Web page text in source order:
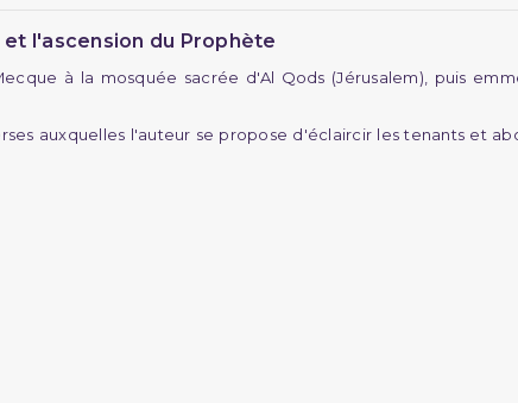
l'ascension du Prophète
à la mosquée sacrée d'Al Qods (Jérusalem), puis
auxquelles l'auteur se propose d'éclaircir les tenants et